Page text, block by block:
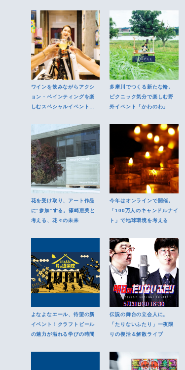
ワインを飲みながらアクシ
ョン・ペインティングを楽
しむスペシャルイベントに
多摩川でつくる新たな輪。
ピクニック気分で楽しむ野
外イベント「かわのわ」
花を受け取り、アート作品
に“参加”する。篠崎恵美と
考える、花々の未来
今年はオンラインで開催。
「100万人のキャンドルナイ
ト」で地球環境を考える
よなよなエール、待望の新
イベント！クラフトビール
の魅力が溢れる学びの時間
伝説の舞台の立会人に。
「たりないふたり」一夜限
りの復活＆解散ライブ